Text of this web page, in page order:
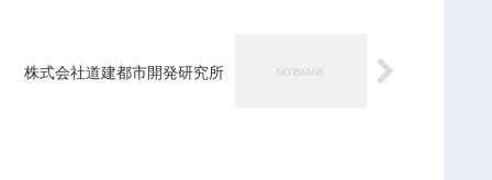
株式会社道建都市開発研究所